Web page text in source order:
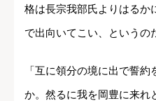
格は長宗我部氏よりはるか
で出向いてこい、というの
「互に領分の境に出で誓
か。然るに我を岡豊に来れ